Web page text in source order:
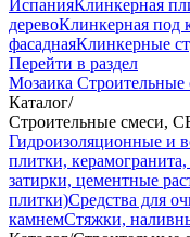
ИспанияКлинкерная
деревоКлинкерная под
фасаднаяКлинкерные
Перейти в раздел
Мозаика
Каталог/
Строительные смеси,
Гидроизоляционные и
плитки,
затирки, цементные
плитки)Средства для
камнемСтяжки,